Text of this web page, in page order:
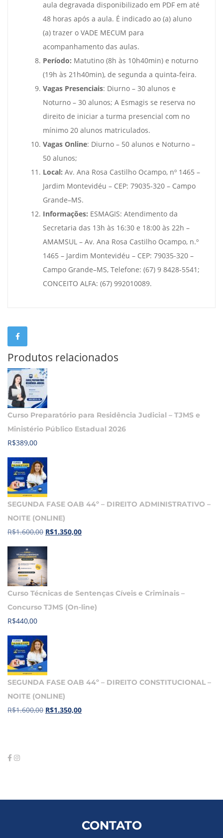
aula degravada disponibilizado em PDF em até
48 horas após a aula. É indicado ao (a) aluno
(a) trazer o VADE MECUM para
acompanhamento das aulas.
Período: Matutino (8h às 10h40min) e noturno
(19h às 21h40min), de segunda a quinta-feira.
Vagas Presenciais: Diurno – 30 alunos e
Noturno – 30 alunos; A Esmagis se reserva no
direito de iniciar a turma presencial com no
mínimo 20 alunos matriculados.
Vagas Online: Diurno – 50 alunos e Noturno –
50 alunos;
Local: Av. Ana Rosa Castilho Ocampo, nº 1465 –
Jardim Montevidéu – CEP: 79035-320 – Campo
Grande–MS.
Informações: ESMAGIS: Atendimento da
Secretaria das 13h às 16:30 e 18:00 às 22h –
AMAMSUL – Av. Ana Rosa Castilho Ocampo, n.º
1465 – Jardim Montevidéu – CEP: 79035-320 –
Campo Grande–MS, Telefone: (67) 9 8428-5541;
CONCEITO ALFA: (67) 992010089.
Produtos relacionados
Curso Preparatório para Residência Judicial – TJMS e
Ministério Público Estadual 2026
R$389,00
SEGUNDA FASE OAB 44º – DIREITO ADMINISTRATIVO –
NOITE (ONLINE)
R$1.600,00 R$1.350,00
Curso Técnicas de Sentenças Cíveis e Criminais –
Concurso TJMS (On-line)
R$440,00
SEGUNDA FASE OAB 44º – DIREITO CONSTITUCIONAL –
NOITE (ONLINE)
R$1.600,00 R$1.350,00
CONTATO